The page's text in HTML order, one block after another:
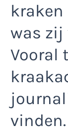
kraken
was zij
Vooral
vinden.